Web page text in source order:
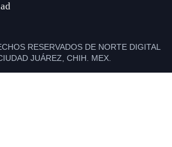
RESERVADOS DE NORTE DIGITAL
JUÁREZ, CHIH. MEX.